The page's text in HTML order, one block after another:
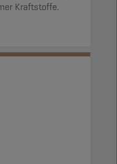
Kraftstoffe.